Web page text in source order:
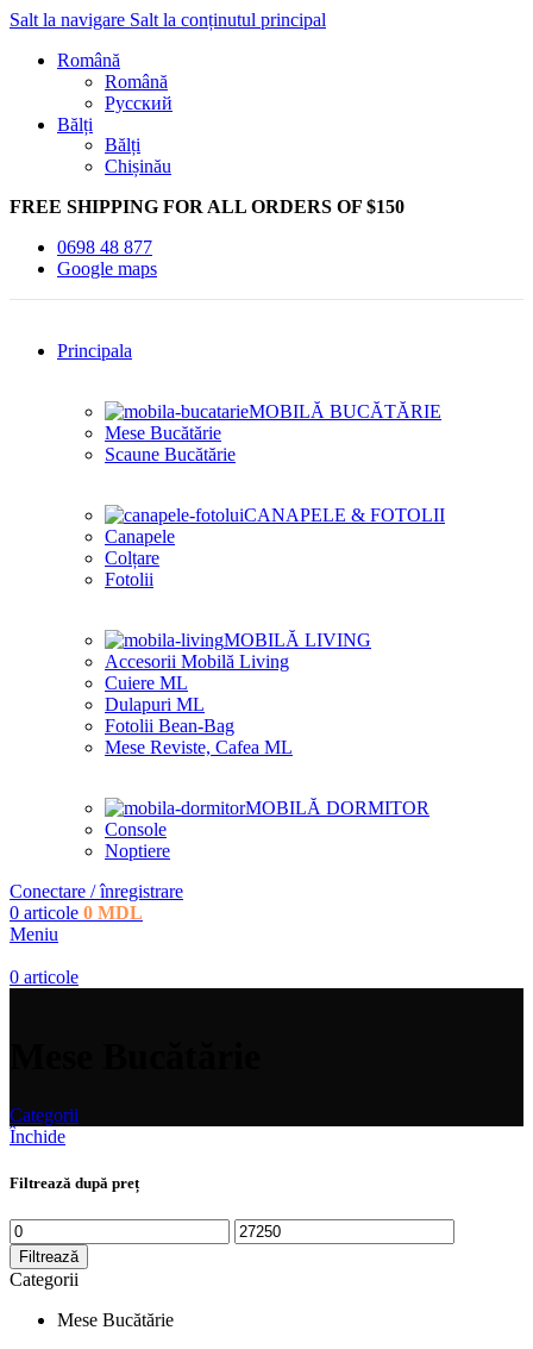
Salt la navigare Salt la conținutul principal
Română
Română
Русский
Bălți
Bălți
Chișinău
FREE SHIPPING FOR ALL ORDERS OF $150
0698 48 877
Google maps
Principala
MOBILĂ BUCĂTĂRIE
Mese Bucătărie
Scaune Bucătărie
CANAPELE & FOTOLII
Canapele
Colțare
Fotolii
MOBILĂ LIVING
Accesorii Mobilă Living
Cuiere ML
Dulapuri ML
Fotolii Bean-Bag
Mese Reviste, Cafea ML
MOBILĂ DORMITOR
Console
Noptiere
Conectare / înregistrare
0 articole 0 MDL
Meniu
0 articole
Categorii
Închide
Filtrează după preț
Preț
minim
Preț
maxim
Filtrează
Categorii
Mese Bucătărie